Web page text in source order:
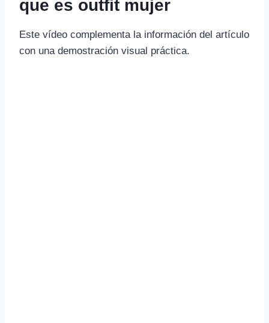
que es outfit mujer
Este vídeo complementa la información del artículo
con una demostración visual práctica.